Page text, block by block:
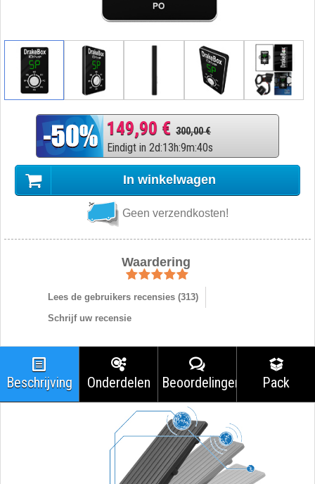
149,90 € 300,00 €
Eindigt in 2d:13h:9m:39s
In winkelwagen
Geen verzendkosten!
Waardering
Lees de gebruikers recensies (313)
Schrijf uw recensie
Beschrijving Onderdelen Beoordelingen Pack